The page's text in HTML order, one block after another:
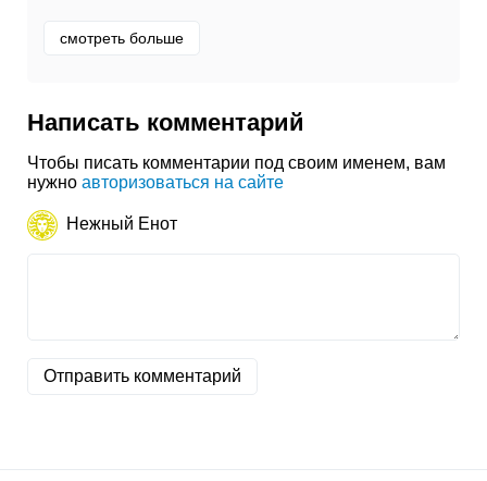
смотреть больше
Написать комментарий
Чтобы писать комментарии под своим именем, вам
нужно авторизоваться на сайте
Нежный Енот
Отправить комментарий